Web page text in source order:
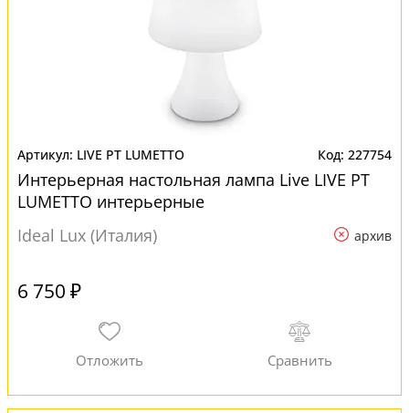
LIVE PT LUMETTO 227754
Интерьерная настольная лампа Live LIVE PT
LUMETTO интерьерные
Ideal Lux (Италия)
архив
6 750 ₽